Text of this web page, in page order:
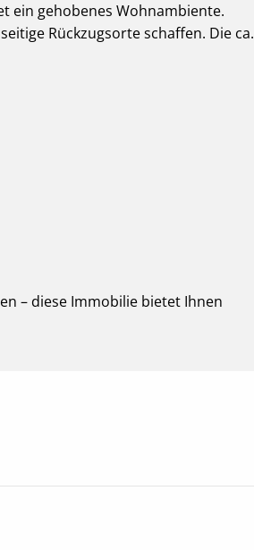
ein gehobenes Wohnambiente.
Rückzugsorte schaffen. Die ca.
– diese Immobilie bietet Ihnen